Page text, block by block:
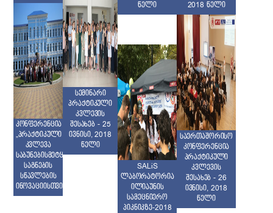
კონფერენცია
„პრაქტიკული
კვლევა
საბუნებისმეტყველო
საგნების
სწავლების
ინოვაციისთვის“
სემინარი
პრაქტიკული
კვლევის
შესახებ - 25
ივნისი, 2018
წელი
წელი
SALiS
ლაბორატორია
ილიაუნის
სამეცნიერო
პიკნიკზე-2018
2018 წელი
საერთაშორისო
კონფერენცია
პრაქტიკული
კვლევის
შესახებ - 26
ივნისი, 2018
წელი